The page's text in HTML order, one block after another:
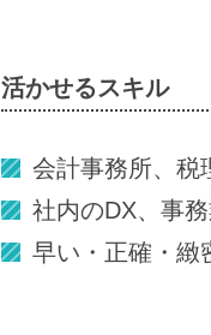
活かせるスキル
会計事務所、税
社内のDX、事
早い・正確・緻